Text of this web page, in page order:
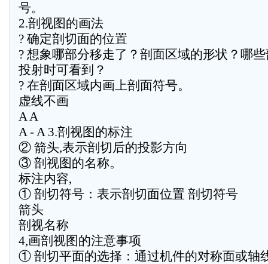
号。
2.剖视图的画法
? 确定剖切面的位置
? 想象哪部分移走了？剖面区域的形状？哪
投射时可看到？
? 在剖面区域内画上剖面符号。
虚线不画
A A
A - A 3.剖视图的标注
② 箭头,表示剖切后的投影方向
③ 剖视图的名称。
标注内容,
① 剖切符号：表示剖切面位置 剖切符号
箭头
剖视名称
4,画剖视图的注意事项
① 剖切平面的选择：通过机件的对称面或轴